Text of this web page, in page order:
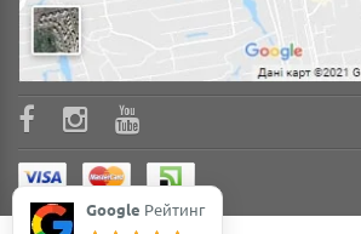
Google Рейтинг